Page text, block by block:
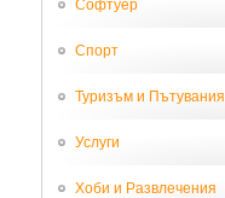
Софтуер
Спорт
Туризъм и Пътувания
Услуги
Хоби и Развлечения